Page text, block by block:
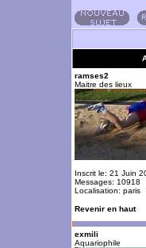
ramses2
Maitre des lieux
Inscrit le: 21 Juin
Messages: 10918
Localisation: paris
Revenir en haut
exmili
Aquariophile